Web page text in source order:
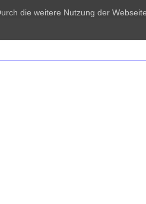
die weitere Nutzung der